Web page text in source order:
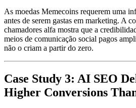
As moedas Memecoins requerem uma
antes de serem gastas em marketing. A
chamadores alfa mostra que a
meios de comunicação social pagos
não o criam a partir do zero.
Case Study 3: AI SEO
Higher Conversions